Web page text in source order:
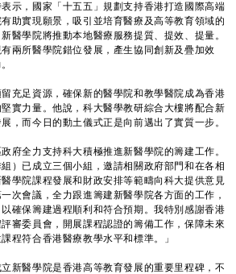
，國家「十五五」規劃支持香港打造國際高端
助實現願景，吸引並培育醫療及高等教育領域的
醫學院將推動本地醫療服務提質、提效、提量。
兩所醫學院錯位發展，產生協同創新及疊加效
足資源，確保新的醫學院和教學醫院成為香港
實力量。他說，科大醫學教研綜合大樓將配合新
，而今日的動土儀式正是向前邁出了實質一步。
全力支持科大積極推進新醫學院的籌建工作。
）已成立三個小組，邀請相關政府部門和在各相
學院課程發展和財政安排等範疇向科大提供意見
次會議，全力跟進籌建新醫學院各方面的工作，
確保籌建過程順利和符合預期。我特別感謝香港
審委員會，開展課程認證的籌備工作，保障未來
程符合香港醫療教學水平和標準。」
醫學院是香港高等教育發展的重要里程碑，不